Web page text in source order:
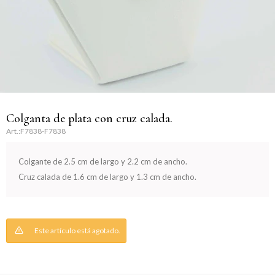
Colganta de plata con cruz calada.
F7838-F7838
Colgante de 2.5 cm de largo y 2.2 cm de ancho.
Cruz calada de 1.6 cm de largo y 1.3 cm de ancho.
Este artículo está agotado.
Día de la Mujer
Día de la Secretaria
Día del Amigo
Día del Padre
Nacimiento